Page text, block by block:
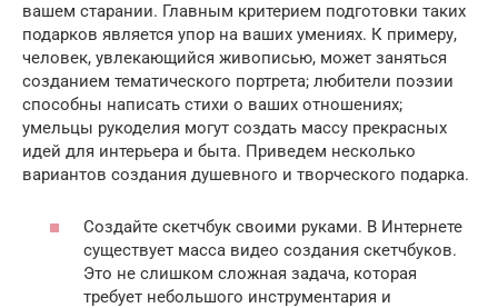
вашем старании. Главным критерием подготовки таких
подарков является упор на ваших умениях. К примеру,
человек, увлекающийся живописью, может заняться
созданием тематического портрета; любители поэзии
способны написать стихи о ваших отношениях;
умельцы рукоделия могут создать массу прекрасных
идей для интерьера и быта. Приведем несколько
вариантов создания душевного и творческого подарка.
Создайте скетчбук своими руками. В Интернете
существует масса видео создания скетчбуков.
Это не слишком сложная задача, которая
требует небольшого инструментария и